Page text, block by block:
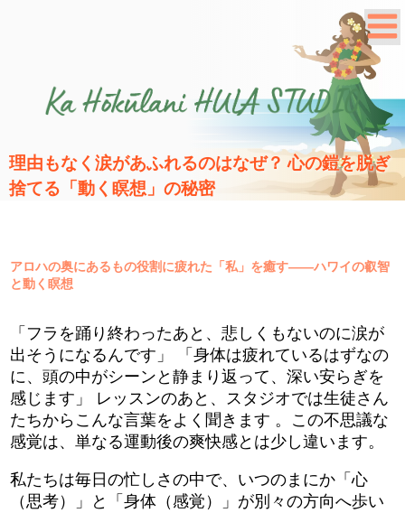
理由もなく涙があふれるのはなぜ？ 心の鎧を脱ぎ
捨てる「動く瞑想」の秘密
アロハの奥にあるもの役割に疲れた「私」を癒す――ハワイの叡智
と動く瞑想
「フラを踊り終わったあと、悲しくもないのに涙が
出そうになるんです」 「身体は疲れているはずなの
に、頭の中がシーンと静まり返って、深い安らぎを
感じます」 レッスンのあと、スタジオでは生徒さん
たちからこんな言葉をよく聞きます 。この不思議な
感覚は、単なる運動後の爽快感とは少し違います。
私たちは毎日の忙しさの中で、いつのまにか「心
（思考）」と「身体（感覚）」が別々の方向へ歩い